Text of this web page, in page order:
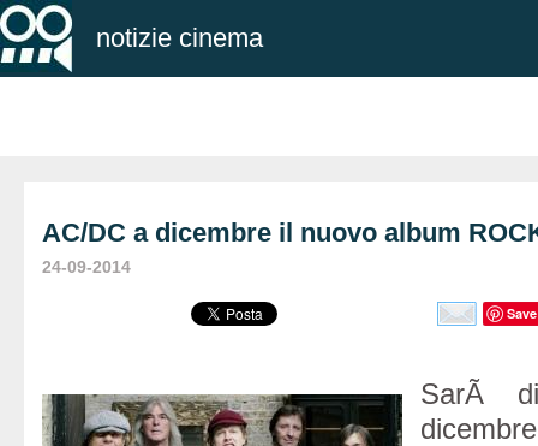
notizie cinema
AC/DC a dicembre il nuovo album
24-09-2014
Save
SarÃ